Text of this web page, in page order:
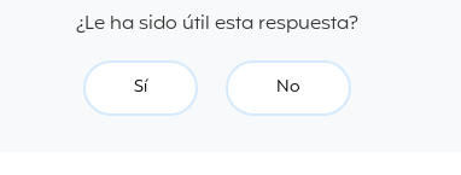
¿Le ha sido útil esta respuesta?
Sí No